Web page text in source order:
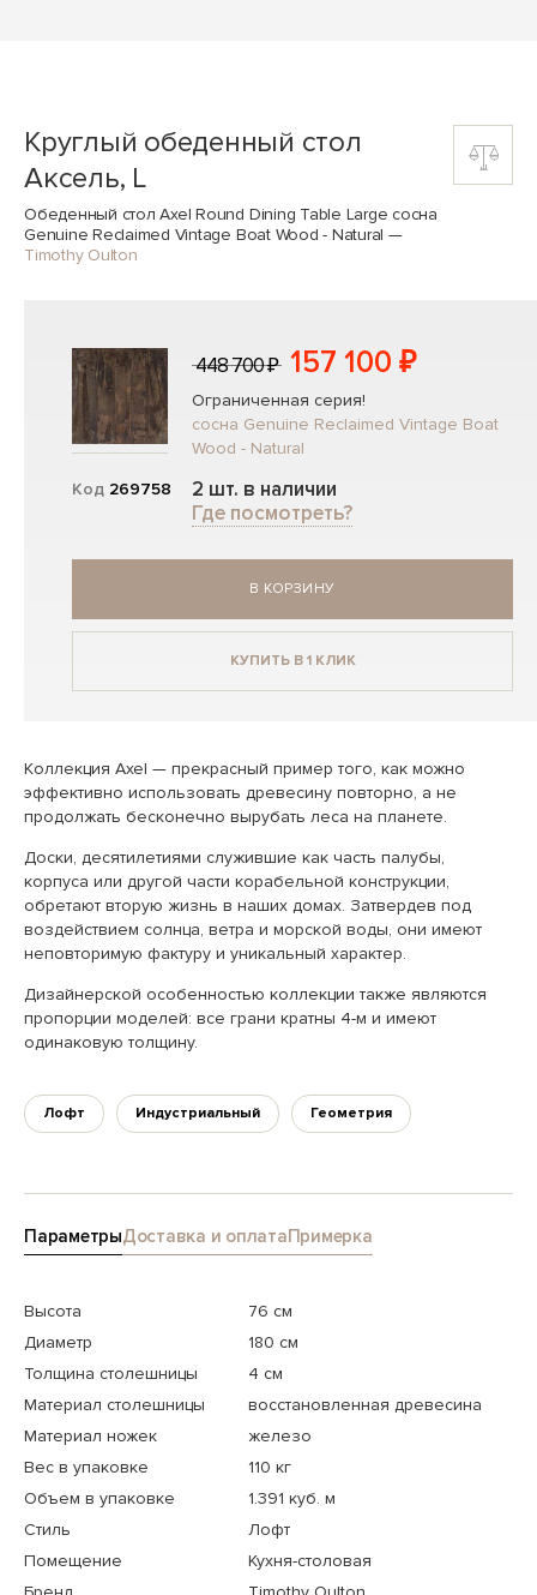
Круглый обеденный стол
Аксель, L
Обеденный стол Axel Round Dining Table Large сосна
Genuine Reclaimed Vintage Boat Wood - Natural —
Timothy Oulton
Код 269758
448 700 ₽ 157 100 ₽
Ограниченная серия!
сосна Genuine Reclaimed Vintage Boat
Wood - Natural
2 шт. в наличии
Где посмотреть?
В КОРЗИНУ
КУПИТЬ В 1 КЛИК
Коллекция Axel — прекрасный пример того, как можно
эффективно использовать древесину повторно, а не
продолжать бесконечно вырубать леса на планете.
Доски, десятилетиями служившие как часть палубы,
корпуса или другой части корабельной конструкции,
обретают вторую жизнь в наших домах. Затвердев под
воздействием солнца, ветра и морской воды, они имеют
неповторимую фактуру и уникальный характер.
Дизайнерской особенностью коллекции также являются
пропорции моделей: все грани кратны 4-м и имеют
одинаковую толщину.
Лофт Индустриальный Геометрия
ПараметрыДоставка и оплатаПримерка
Высота
76 см
Диаметр
180 см
Толщина столешницы
4 см
Материал столешницы
восстановленная древесина
Материал ножек
железо
Вес в упаковке
110 кг
Объем в упаковке
1.391 куб. м
Стиль
Лофт
Помещение
Кухня-столовая